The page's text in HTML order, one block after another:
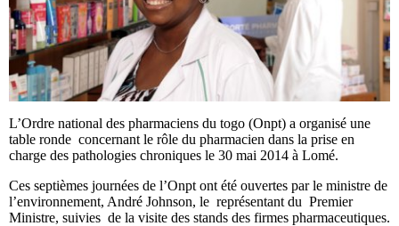
L’Ordre national des pharmaciens du togo (Onpt) a organisé une
table ronde concernant le rôle du pharmacien dans la prise en
charge des pathologies chroniques le 30 mai 2014 à Lomé.
Ces septièmes journées de l’Onpt ont été ouvertes par le ministre de
l’environnement, André Johnson, le représentant du Premier
Ministre, suivies de la visite des stands des firmes pharmaceutiques.